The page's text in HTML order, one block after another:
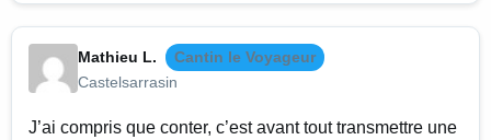
Mathieu L.
Cantin le Voyageur
Castelsarrasin
J’ai compris que conter, c’est avant tout transmettre une